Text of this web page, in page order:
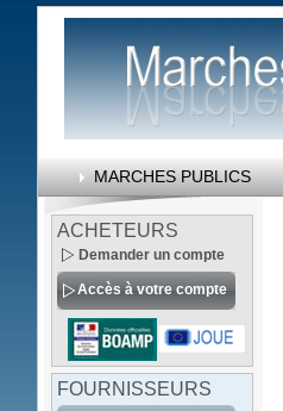
MARCHES PUBLICS
ACHETEURS
Demander un compte
Accès à votre compte
FOURNISSEURS